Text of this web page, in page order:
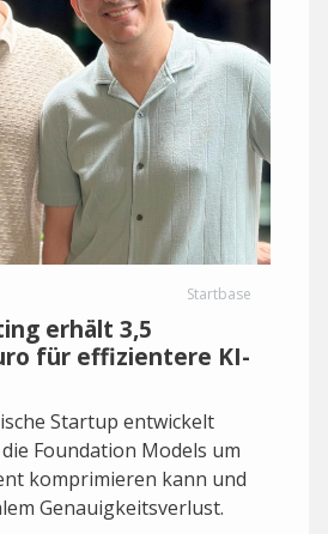
Startbase
erhält 3,5
für effizientere KI-
Startup entwickelt
Foundation Models um
komprimieren kann und
Genauigkeitsverlust.